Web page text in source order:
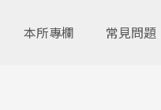
本所專欄 常見問題